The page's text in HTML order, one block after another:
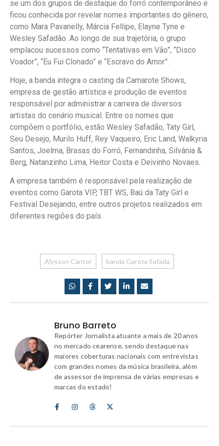
se um dos grupos de destaque do forró contemporâneo e
ficou conhecida por revelar nomes importantes do gênero,
como Mara Pavanelly, Márcia Fellipe, Elayne Tyne e
Wesley Safadão. Ao longo de sua trajetória, o grupo
emplacou sucessos como “Tentativas em Vão”, “Disco
Voador”, “Eu Fui Clonado” e “Escravo do Amor”.
Hoje, a banda integra o casting da Camarote Shows,
empresa de gestão artística e produção de eventos
responsável por administrar a carreira de diversos
artistas do cenário musical. Entre os nomes que
compõem o portfólio, estão Wesley Safadão, Taty Girl,
Seu Desejo, Murilo Huff, Rey Vaqueiro, Eric Land, Walkyria
Santos, Joelma, Brasas do Forró, Fernandinha, Silvânia &
Berg, Natanzinho Lima, Heitor Costa e Deivinho Novaes.
A empresa também é responsável pela realização de
eventos como Garota VIP, TBT WS, Baú da Taty Girl e
Festival Desejando, entre outros projetos realizados em
diferentes regiões do país.
Alysson Cantor banda Garota Safada
Bruno Barreto
Repórter Jornalista atuante a mais de 20 anos
no mercado cearense, sendo destaque nas
maiores coberturas nacionais com entrevistas
com grandes nomes da música brasileira, além
de assessor de imprensa de várias empresas e
marcas do estado!